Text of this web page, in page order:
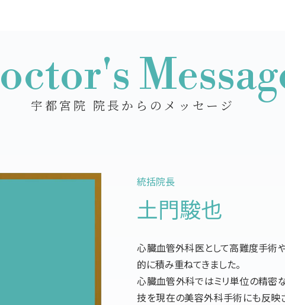
宇都宮院 院長からのメッセージ
統括院長
土門駿也
心臓血管外科医として高難度手術
的に積み重ねてきました。
心臓血管外科ではミリ単位の精密
技を現在の美容外科手術にも反映